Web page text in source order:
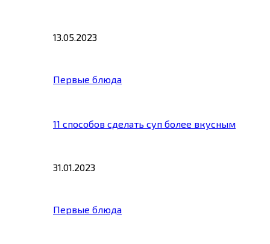
13.05.2023
Первые блюда
11 способов сделать суп более вкусным
31.01.2023
Первые блюда